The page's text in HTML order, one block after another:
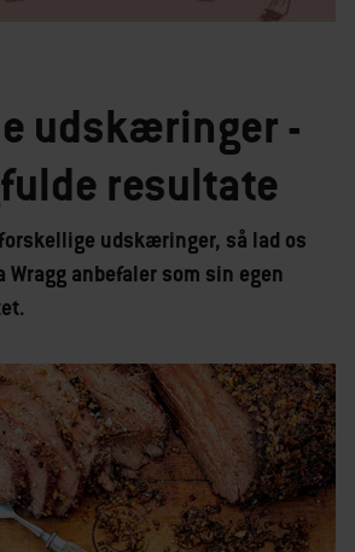
udskæringer -
resultate
udskæringer, så lad os
anbefaler som sin egen